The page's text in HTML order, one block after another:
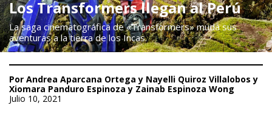
Los Transformers llegan al Perú
La saga cinematográfica de «Transformers» muda sus
aventuras a la tierra de los Incas.
Por Andrea Aparcana Ortega y Nayelli Quiroz Villalobos y
Xiomara Panduro Espinoza y Zainab Espinoza Wong
Julio 10, 2021